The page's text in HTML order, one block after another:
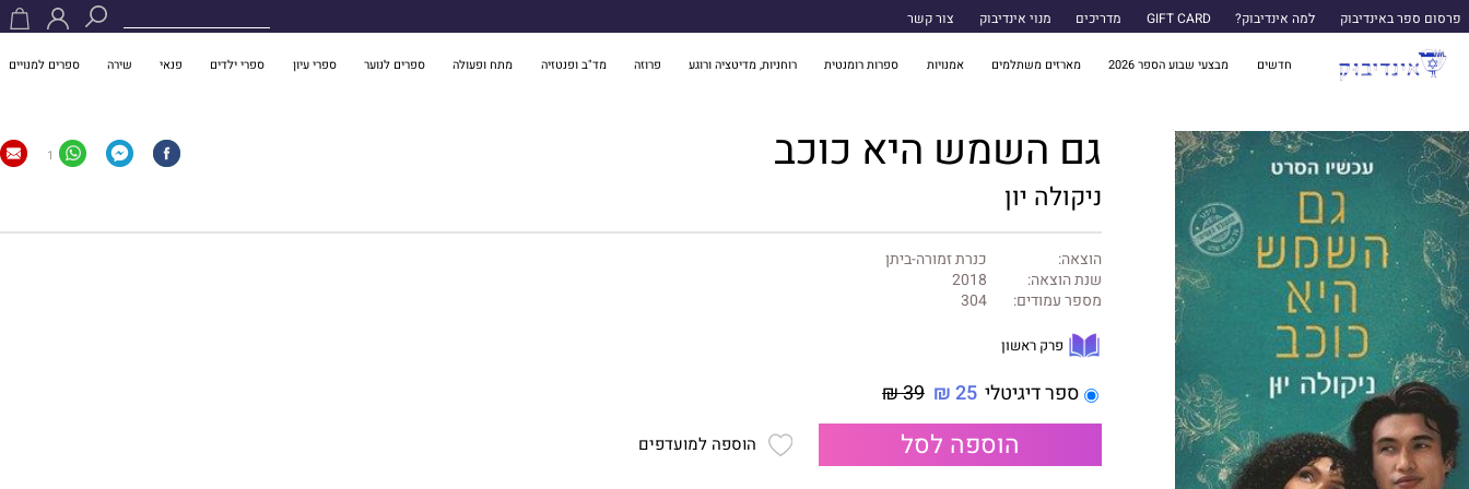
פרסום ספר באינדיבוק למה אינדיבוק? GIFT CARD מדריכים מנוי אינדיבוק צור קשר
חדשים מבצעי שבוע הספר 2026 מארזים משתלמים אמנויות ספרות רומנטית רוחניות, מדיטציה ורוגע פרוזה מד"ב ופנטזיה מתח ופעולה ספרים לנוער ספרי עיון ספרי ילדים פנאי שירה ספרים למנויים
גם השמש היא כוכב 1
ניקולה יון
הוצאה:
כנרת זמורה-ביתן
שנת הוצאה:
2018
מספר עמודים:
304
פרק ראשון
ספר דיגיטלי 25 ₪
39 ₪
הוספה לסל הוספה למועדפים